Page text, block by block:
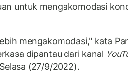
untuk mengakomodasi
mengakomodasi," kata
dipantau dari kanal
(27/9/2022).